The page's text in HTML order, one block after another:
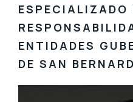
ESPECIALIZADO
ENTIDADES
DE SAN